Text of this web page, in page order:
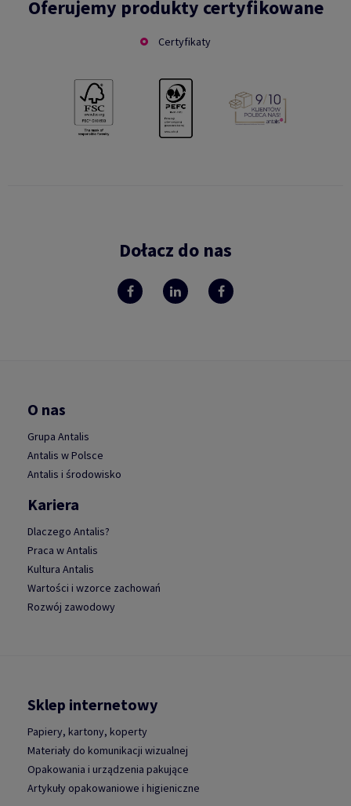
Oferujemy produkty certyfikowane
Certyfikaty
Dołacz do nas
O nas
Grupa Antalis
Antalis w Polsce
Antalis i środowisko
Kariera
Dlaczego Antalis?
Praca w Antalis
Kultura Antalis
Wartości i wzorce zachowań
Rozwój zawodowy
Sklep internetowy
Papiery, kartony, koperty
Materiały do komunikacji wizualnej
Opakowania i urządzenia pakujące
Artykuły opakowaniowe i higieniczne